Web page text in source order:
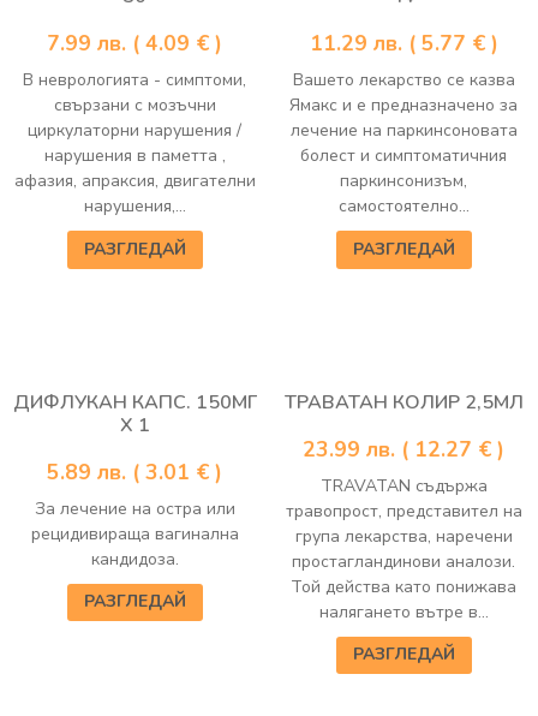
7.99 лв. ( 4.09 € )
В неврологията - симптоми,
свързани с мозъчни
циркулаторни нарушения /
нарушения в паметта ,
афазия, апраксия, двигателни
нарушения,...
РАЗГЛЕДАЙ
11.29 лв. ( 5.77 € )
Вашето лекарство се казва
Ямакс и е предназначено за
лечение на паркинсоновата
болест и симптоматичния
паркинсонизъм,
самостоятелно...
РАЗГЛЕДАЙ
ДИФЛУКАН КАПС. 150МГ
Х 1
5.89 лв. ( 3.01 € )
За лечение на остра или
рецидивираща вагинална
кандидоза.
РАЗГЛЕДАЙ
ТРАВАТАН КОЛИР 2,5МЛ
23.99 лв. ( 12.27 € )
TRAVATAN съдържа
травопрост, представител на
група лекарства, наречени
простагландинови аналози.
Той действа като понижава
налягането вътре в...
РАЗГЛЕДАЙ